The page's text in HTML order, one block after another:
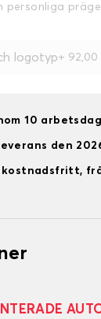
personliga
logotyp+ 92,00
10
den
kostnadsfritt,